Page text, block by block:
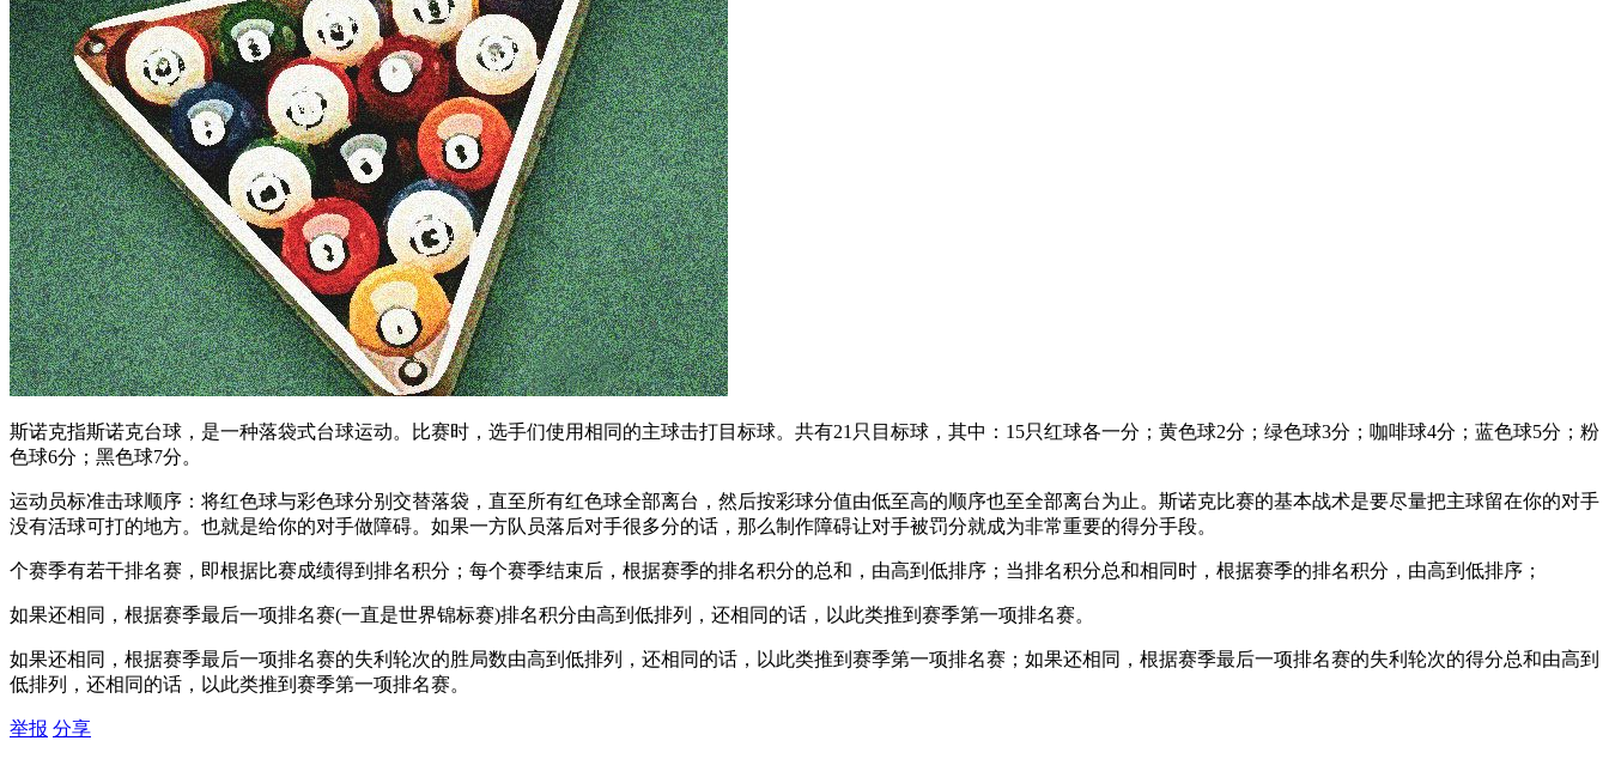
斯诺克指斯诺克台球，是一种落袋式台球运动。比赛时，选手们使用相同的主球击打目标球。共有21只目标球，其中：15只红球各一分；黄色球2分；绿色球3分；咖啡球4分；蓝色球5分；粉
色球6分；黑色球7分。
运动员标准击球顺序：将红色球与彩色球分别交替落袋，直至所有红色球全部离台，然后按彩球分值由低至高的顺序也至全部离台为止。斯诺克比赛的基本战术是要尽量把主球留在你的对手
没有活球可打的地方。也就是给你的对手做障碍。如果一方队员落后对手很多分的话，那么制作障碍让对手被罚分就成为非常重要的得分手段。
个赛季有若干排名赛，即根据比赛成绩得到排名积分；每个赛季结束后，根据赛季的排名积分的总和，由高到低排序；当排名积分总和相同时，根据赛季的排名积分，由高到低排序；
如果还相同，根据赛季最后一项排名赛(一直是世界锦标赛)排名积分由高到低排列，还相同的话，以此类推到赛季第一项排名赛。
如果还相同，根据赛季最后一项排名赛的失利轮次的胜局数由高到低排列，还相同的话，以此类推到赛季第一项排名赛；如果还相同，根据赛季最后一项排名赛的失利轮次的得分总和由高到
低排列，还相同的话，以此类推到赛季第一项排名赛。
举报 分享